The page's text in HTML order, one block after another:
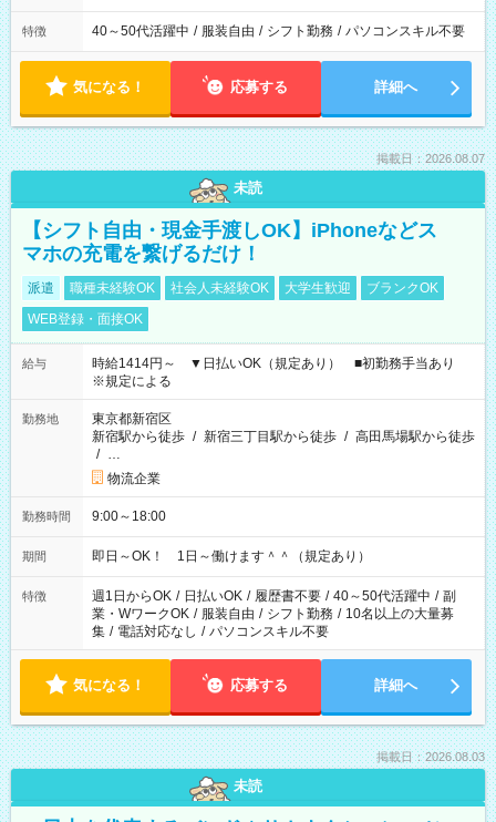
特徴 40～50代活躍中 / 服装自由 / シフト勤務 / パソコンスキル不要
気になる！ 応募する 詳細へ
掲載日：2026.08.07
未読
【シフト自由・現金手渡しOK】iPhoneなどス
マホの充電を繋げるだけ！
派遣 職種未経験OK 社会人未経験OK 大学生歓迎
ブランクOK
WEB登録・面接OK
給与
時給1414円～ ▼日払いOK（規定あり） ■初勤務手当あり
※規定による
勤務地
東京都新宿区
新宿駅から徒歩 / 新宿三丁目駅から徒歩 / 高田馬場駅から徒歩
/ …
物流企業
勤務時間 9:00～18:00
期間 即日～OK！ 1日～働けます＾＾（規定あり）
特徴 週1日からOK / 日払いOK / 履歴書不要 / 40～50代活躍中 / 副
業・WワークOK / 服装自由 / シフト勤務 / 10名以上の大量募
集 / 電話対応なし / パソコンスキル不要
気になる！ 応募する 詳細へ
掲載日：2026.08.03
未読